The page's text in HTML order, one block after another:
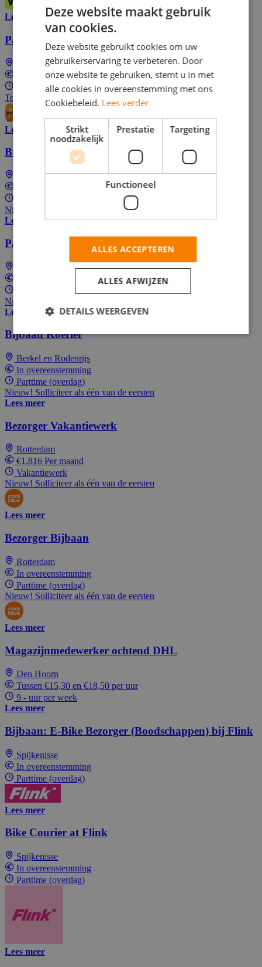
Lees meer
Parttime Tijdelijke baan als postbezorger
Dordrecht
€16,19 per uur
Parttime (overdag)
Top Job
Lees meer
Bijbaan Bezorger
Berkel en Rodenrijs
Nieuw! Solliciteer als één van de eersten
Lees meer
Parttime Bezorger
Berkel en Rodenrijs
Nieuw! Solliciteer als één van de eersten
Lees meer
Bijbaan Koerier
Berkel en Rodenrijs
In overeenstemming
Parttime (overdag)
Nieuw! Solliciteer als één van de eersten
Lees meer
Bezorger Vakantiewerk
Rotterdam
€1.816 Per maand
Vakantiewerk
Nieuw! Solliciteer als één van de eersten
Lees meer
Bezorger Bijbaan
Rotterdam
In overeenstemming
Parttime (overdag)
Nieuw! Solliciteer als één van de eersten
Lees meer
Magazijnmedewerker ochtend DHL
Den Hoorn
Tussen €15,30 en €18,50 per uur
9 - uur per week
Lees meer
Bijbaan: E-Bike Bezorger (Boodschappen) bij Flink
Spijkenisse
In overeenstemming
Parttime (overdag)
Lees meer
Bike Courier at Flink
Spijkenisse
In overeenstemming
Parttime (overdag)
Lees meer
Deze website maakt gebruik
van cookies.
Deze website gebruikt cookies om uw
gebruikerservaring te verbeteren. Door
onze website te gebruiken, stemt u in met
alle cookies in overeenstemming met ons
Cookiebeleid. Lees verder
Strikt
noodzakelijk
Prestatie Targeting
Functioneel
ALLES ACCEPTEREN
ALLES AFWIJZEN
DETAILS WEERGEVEN